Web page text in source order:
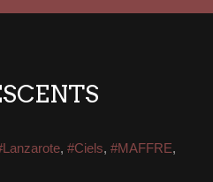
, #Ciels, #MAFFRE,